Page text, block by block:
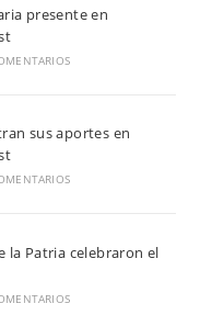
presente en
sus aportes en
la Patria celebraron el